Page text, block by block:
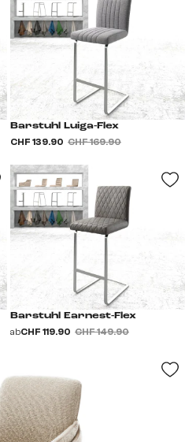
Barstuhl Luiga-Flex
CHF 139.90 CHF 169.90
Barstuhl Earnest-Flex
abCHF 119.90 CHF 149.90